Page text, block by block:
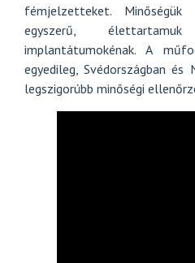
fémjelzetteket. Minőségük
egyszerű,
implantátumokénak. A
egyedileg, Svédországban és
legszigorúbb minőségi